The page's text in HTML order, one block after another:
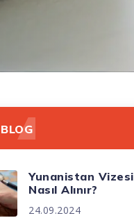
Yunanistan Vizesi
Nasıl Alınır?
24.09.2024